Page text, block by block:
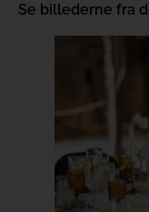
Se billederne fra